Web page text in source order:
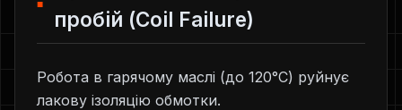
пробій (Coil Failure)
Робота в гарячому маслі (до 120°C) руйнує
лакову ізоляцію обмотки.